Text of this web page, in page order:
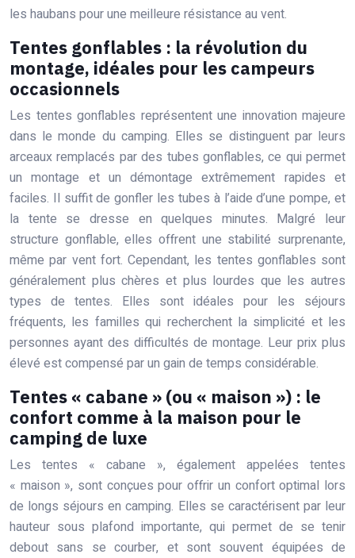
les haubans pour une meilleure résistance au vent.
Tentes gonflables : la révolution du
montage, idéales pour les campeurs
occasionnels
Les tentes gonflables représentent une innovation majeure
dans le monde du camping. Elles se distinguent par leurs
arceaux remplacés par des tubes gonflables, ce qui permet
un montage et un démontage extrêmement rapides et
faciles. Il suffit de gonfler les tubes à l’aide d’une pompe, et
la tente se dresse en quelques minutes. Malgré leur
structure gonflable, elles offrent une stabilité surprenante,
même par vent fort. Cependant, les tentes gonflables sont
généralement plus chères et plus lourdes que les autres
types de tentes. Elles sont idéales pour les séjours
fréquents, les familles qui recherchent la simplicité et les
personnes ayant des difficultés de montage. Leur prix plus
élevé est compensé par un gain de temps considérable.
Tentes « cabane » (ou « maison ») : le
confort comme à la maison pour le
camping de luxe
Les tentes « cabane », également appelées tentes
« maison », sont conçues pour offrir un confort optimal lors
de longs séjours en camping. Elles se caractérisent par leur
hauteur sous plafond importante, qui permet de se tenir
debout sans se courber, et sont souvent équipées de